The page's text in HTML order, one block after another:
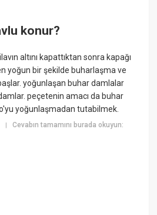
konur?
altını kapattıktan sonra kapağı
yoğun bir şekilde buharlaşma ve
yoğunlaşan buhar damlalar
peçetenin amacı da buhar
yoğunlaşmadan tutabilmek.
|Cevabın tamamını burada okuyun: